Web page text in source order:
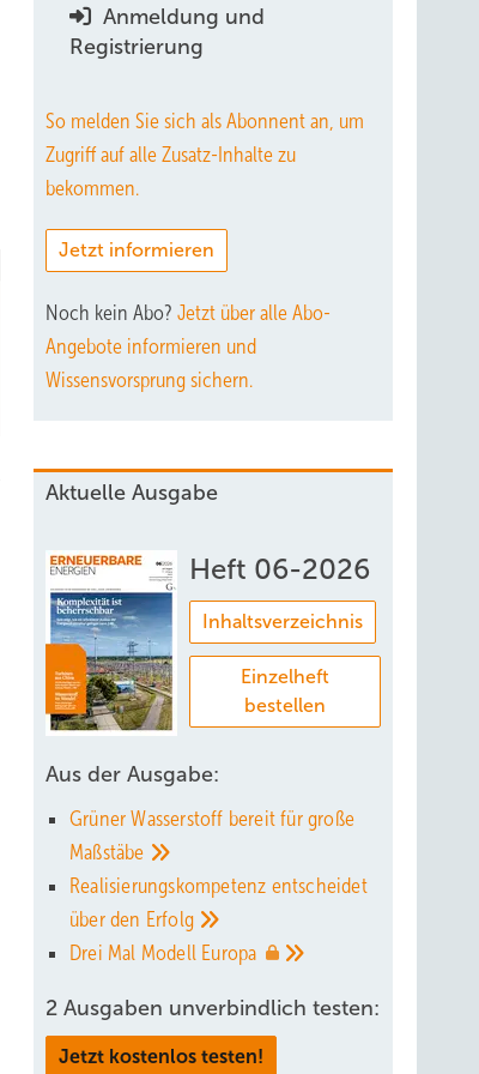
Anmeldung und
Registrierung
So melden Sie sich als Abonnent an, um
Zugriff auf alle Zusatz-Inhalte zu
bekommen.
Jetzt informieren
Noch kein Abo? Jetzt über alle Abo-
Angebote informieren und
Wissensvorsprung sichern.
Aktuelle Ausgabe
Heft 06-2026
Inhaltsverzeichnis
Einzelheft
bestellen
Aus der Ausgabe:
Grüner Wasserstoff bereit für große
Maßstäbe
Realisierungskompetenz entscheidet
über den Erfolg
Drei Mal Modell Europa
2 Ausgaben unverbindlich testen:
Jetzt kostenlos testen!